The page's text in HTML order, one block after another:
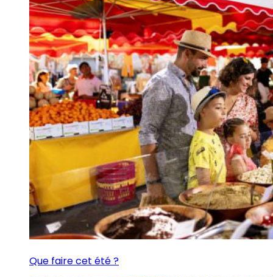
Que faire cet été ?